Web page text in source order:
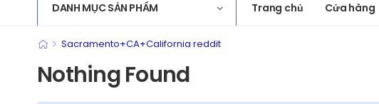
DANH MỤC SẢN PHẨM Trang chủ Cửa hàng
> Sacramento+CA+California reddit
Nothing Found